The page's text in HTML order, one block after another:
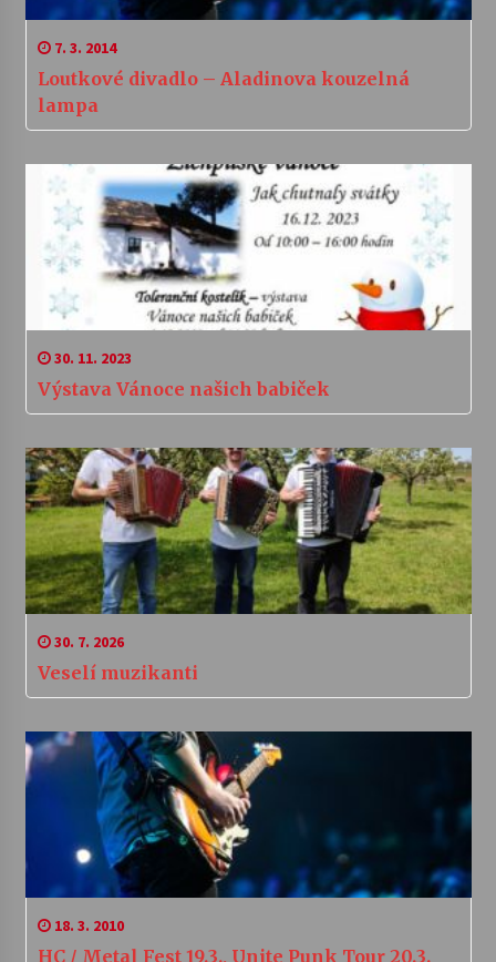
7. 3. 2014
Loutkové divadlo – Aladinova kouzelná
lampa
30. 11. 2023
Výstava Vánoce našich babiček
30. 7. 2026
Veselí muzikanti
18. 3. 2010
HC / Metal Fest 19.3., Unite Punk Tour 20.3.